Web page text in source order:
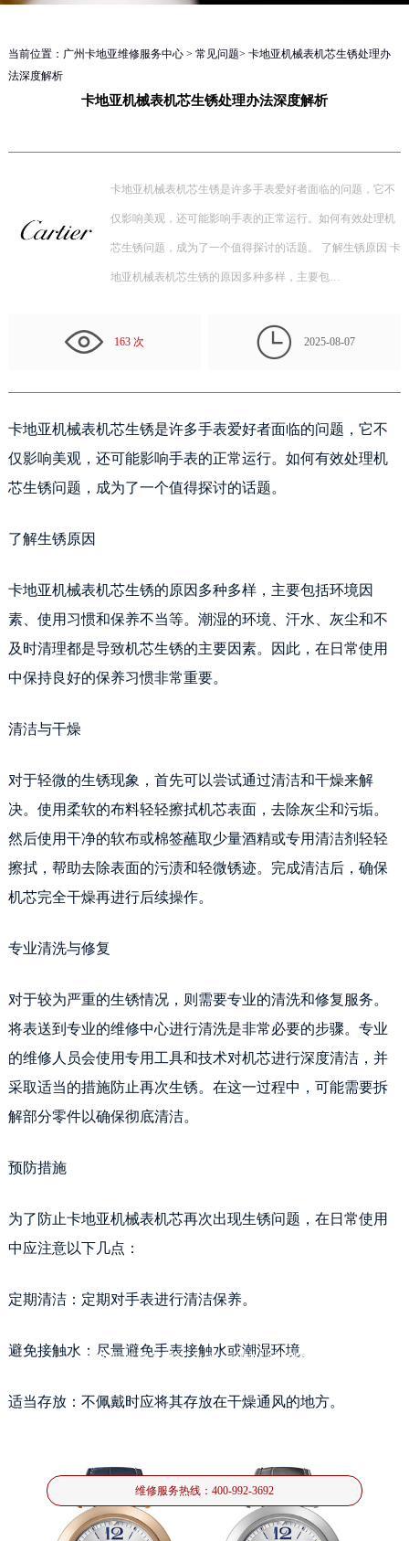
卡地亚机械表机芯生锈处理办法深度解析
卡地亚机械表机芯生锈是许多手表爱好者面临的问题，它不仅影响美观，还可能
维修服务热线： 400-992-3692
当前位置： 广州卡地亚维修服务中心> 常见问题> 卡地亚机械表机芯生锈处理办
法深度解析
卡地亚机械表机芯生锈处理办法深度解析
卡地亚机械表机芯生锈是许多手表爱好者面临的问题，它不
仅影响美观，还可能影响手表的正常运行。如何有效处理机
芯生锈问题，成为了一个值得探讨的话题。 了解生锈原因 卡
地亚机械表机芯生锈的原因多种多样，主要包…
163 次  2025-08-07
卡地亚机械表机芯生锈是许多手表爱好者面临的问题，它不
仅影响美观，还可能影响手表的正常运行。如何有效处理机
芯生锈问题，成为了一个值得探讨的话题。
了解生锈原因
卡地亚机械表机芯生锈的原因多种多样，主要包括环境因
素、使用习惯和保养不当等。潮湿的环境、汗水、灰尘和不
及时清理都是导致机芯生锈的主要因素。因此，在日常使用
中保持良好的保养习惯非常重要。
清洁与干燥
对于轻微的生锈现象，首先可以尝试通过清洁和干燥来解
决。使用柔软的布料轻轻擦拭机芯表面，去除灰尘和污垢。
然后使用干净的软布或棉签蘸取少量酒精或专用清洁剂轻轻
擦拭，帮助去除表面的污渍和轻微锈迹。完成清洁后，确保
机芯完全干燥再进行后续操作。
专业清洗与修复
对于较为严重的生锈情况，则需要专业的清洗和修复服务。
将表送到专业的维修中心进行清洗是非常必要的步骤。专业
的维修人员会使用专用工具和技术对机芯进行深度清洁，并
采取适当的措施防止再次生锈。在这一过程中，可能需要拆
解部分零件以确保彻底清洁。
预防措施
为了防止卡地亚机械表机芯再次出现生锈问题，在日常使用
中应注意以下几点：
定期清洁：定期对手表进行清洁保养。
避免接触水：尽量避免手表接触水或潮湿环境。
适当存放：不佩戴时应将其存放在干燥通风的地方。